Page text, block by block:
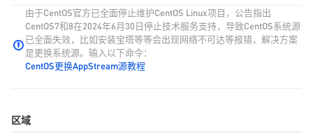
由于CentOS官方已全面停止维护CentOS Linux项目，公告指出
CentOS7和8在2024年6月30日停止技术服务支持，导致CentOS系统源
已全面失效，比如安装宝塔等等会出现网络不可达等报错，解决方案
是更换系统源。输入以下命令：
CentOS更换AppStream源教程
区域